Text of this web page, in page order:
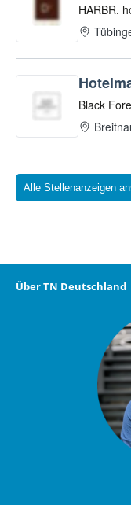
Alle Stellenanzeigen
Über TN Deutschland